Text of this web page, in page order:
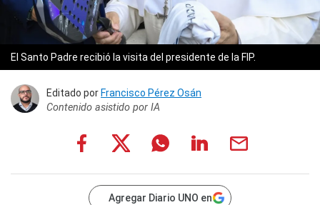
El Santo Padre recibió la visita del presidente de la FIP.
Editado por Francisco Pérez Osán
Contenido asistido por IA
Agregar Diario UNO en